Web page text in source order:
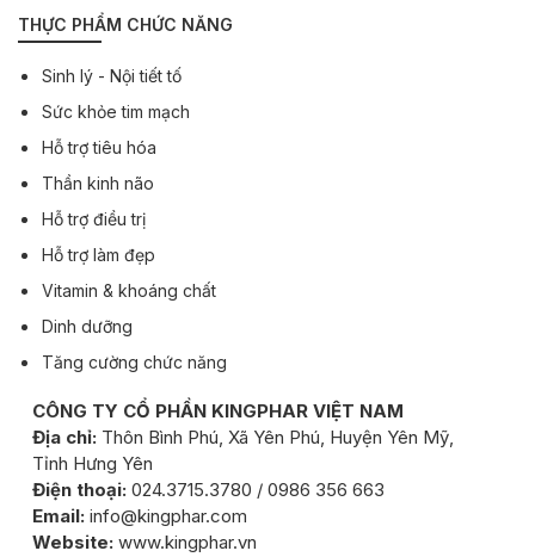
THỰC PHẨM CHỨC NĂNG
Sinh lý - Nội tiết tố
Sức khỏe tim mạch
Hỗ trợ tiêu hóa
Thần kinh não
Hỗ trợ điều trị
Hỗ trợ làm đẹp
Vitamin & khoáng chất
Dinh dưỡng
Tăng cường chức năng
CÔNG TY CỔ PHẦN KINGPHAR VIỆT NAM
Địa chỉ: Thôn Bình Phú, Xã Yên Phú, Huyện Yên Mỹ,
Tỉnh Hưng Yên
Điện thoại: 024.3715.3780 / 0986 356 663
Email: info@kingphar.com
Website: www.kingphar.vn